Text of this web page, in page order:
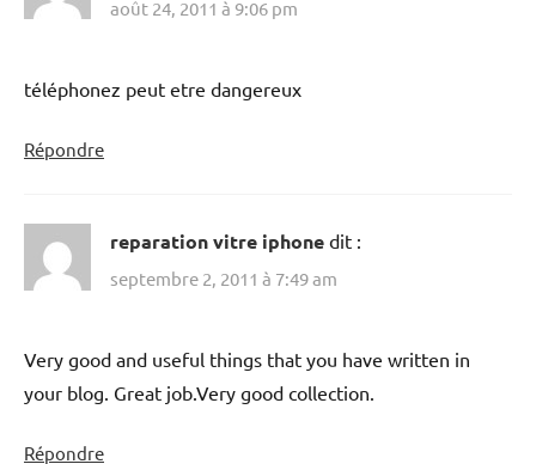
août 24, 2011 à 9:06 pm
téléphonez peut etre dangereux
Répondre
reparation vitre iphone dit :
septembre 2, 2011 à 7:49 am
Very good and useful things that you have written in
your blog. Great job.Very good collection.
Répondre